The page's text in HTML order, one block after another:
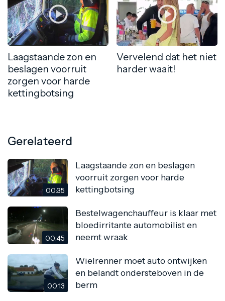
Laagstaande zon en
beslagen voorruit
zorgen voor harde
kettingbotsing
Vervelend dat het niet
harder waait!
Gerelateerd
00:35
Laagstaande zon en beslagen
voorruit zorgen voor harde
kettingbotsing
00:45
Bestelwagenchauffeur is klaar met
bloedirritante automobilist en
neemt wraak
00:13
Wielrenner moet auto ontwijken
en belandt ondersteboven in de
berm